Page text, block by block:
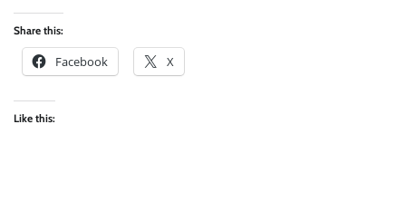
Share this:
Facebook X
Like this: